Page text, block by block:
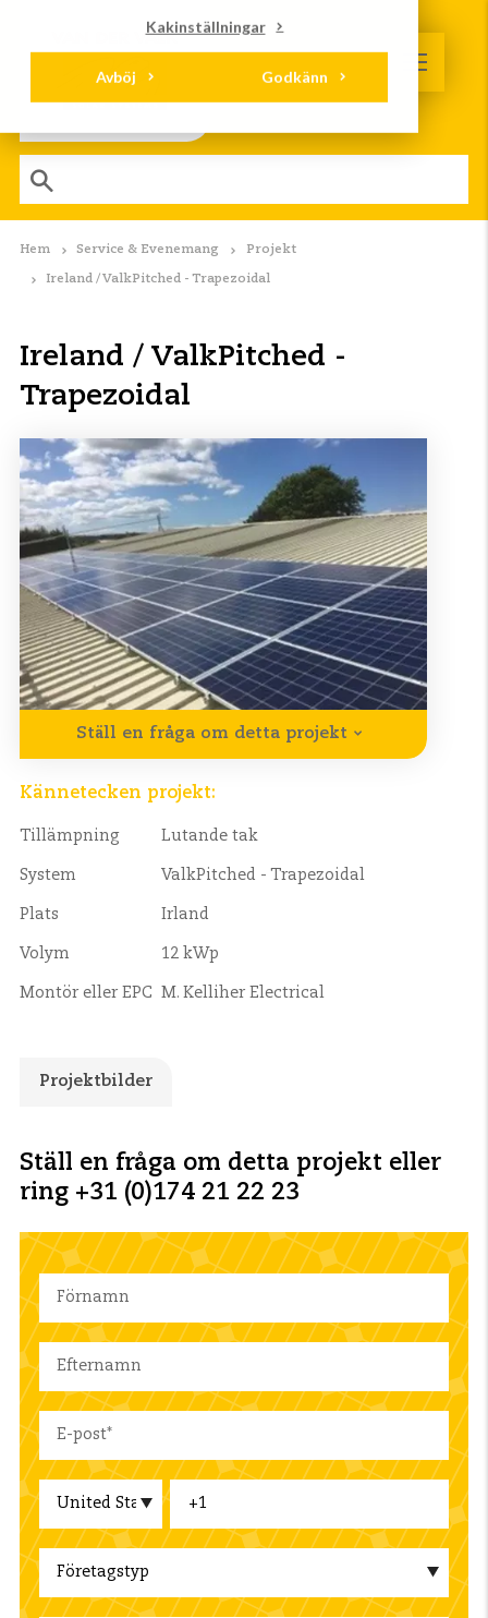
Kakinställningar
Godkänn
Avböj
Hem Service & Evenemang Projekt
Ireland / ValkPitched - Trapezoidal
Ireland / ValkPitched -
Trapezoidal
Ställ en fråga om detta projekt
Kännetecken projekt:
Tillämpning Lutande tak
System ValkPitched - Trapezoidal
Plats Irland
Volym 12 kWp
Montör eller EPC M. Kelliher Electrical
Projektbilder
Ställ en fråga om detta projekt eller
ring +31 (0)174 21 22 23